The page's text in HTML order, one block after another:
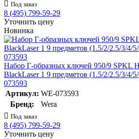
Под заказ
8 (495) 799-59-29
Уточнить цену
Новинка
Набор Г-образных ключей 950/9 SPKL
BlackLaser 1 9 предметов (1.5/2/2.5/3/4/
073593
Артикул: WE-073593
Бренд:
Wera
Под заказ
8 (495) 799-59-29
Уточнить цену